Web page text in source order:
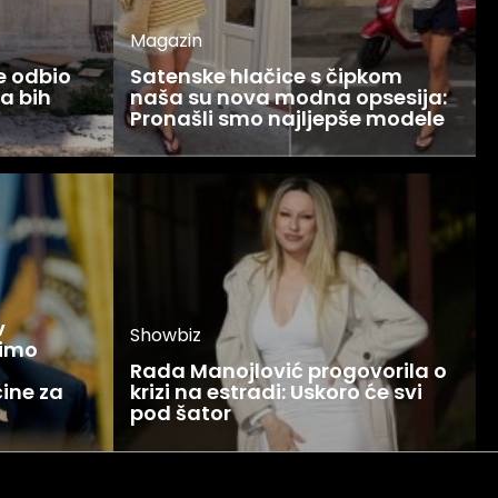
odbio
bih
za
Magazin
Satenske hlačice s čipkom
naša su nova modna opsesija:
Pronašli smo najljepše modele
Showbiz
Rada Manojlović progovorila o
krizi na estradi: Uskoro će svi
pod šator